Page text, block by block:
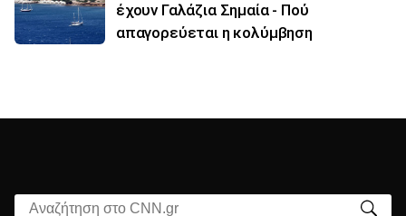
έχουν Γαλάζια Σημαία - Πού
απαγορεύεται η κολύμβηση
Αναζήτηση στο CNN.gr